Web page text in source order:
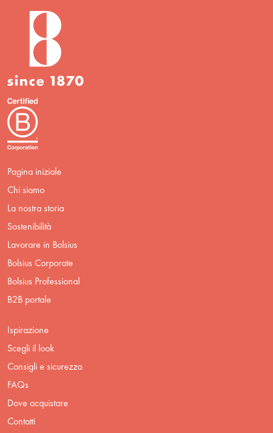
Pagina iniziale
Chi siamo
La nostra storia
Sostenibilità
Lavorare in Bolsius
Bolsius Corporate
Bolsius Professional
B2B portale
Ispirazione
Scegli il look
Consigli e sicurezza
FAQs
Dove acquistare
Contatti